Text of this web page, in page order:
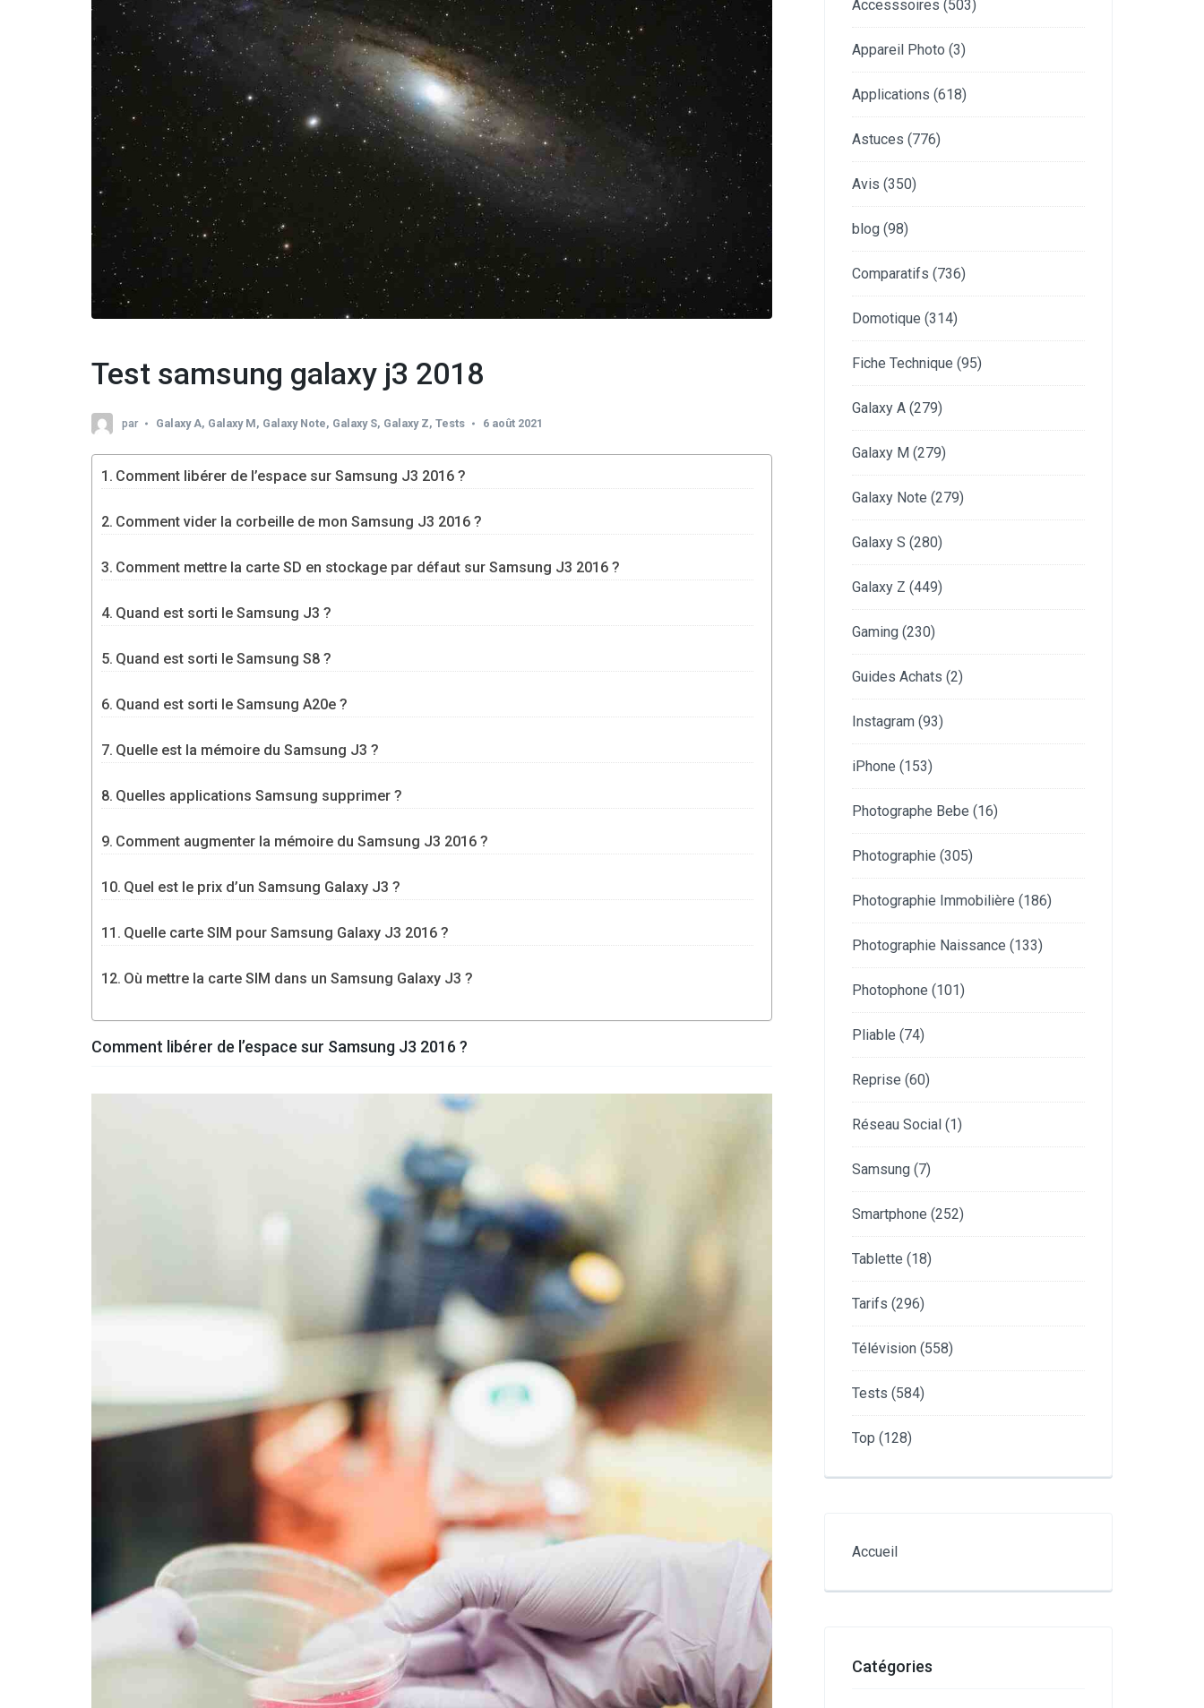
Test samsung galaxy j3 2018
par Galaxy A, Galaxy M, Galaxy Note, Galaxy S, Galaxy Z, Tests 6 août 2021
Comment libérer de l’espace sur Samsung J3 2016 ?
Comment vider la corbeille de mon Samsung J3 2016 ?
Comment mettre la carte SD en stockage par défaut sur Samsung J3 2016 ?
Quand est sorti le Samsung J3 ?
Quand est sorti le Samsung S8 ?
Quand est sorti le Samsung A20e ?
Quelle est la mémoire du Samsung J3 ?
Quelles applications Samsung supprimer ?
Comment augmenter la mémoire du Samsung J3 2016 ?
Quel est le prix d’un Samsung Galaxy J3 ?
Quelle carte SIM pour Samsung Galaxy J3 2016 ?
Où mettre la carte SIM dans un Samsung Galaxy J3 ?
Comment libérer de l’espace sur Samsung J3 2016 ?
Accesssoires (503)
Appareil Photo (3)
Applications (618)
Astuces (776)
Avis (350)
blog (98)
Comparatifs (736)
Domotique (314)
Fiche Technique (95)
Galaxy A (279)
Galaxy M (279)
Galaxy Note (279)
Galaxy S (280)
Galaxy Z (449)
Gaming (230)
Guides Achats (2)
Instagram (93)
iPhone (153)
Photographe Bebe (16)
Photographie (305)
Photographie Immobilière (186)
Photographie Naissance (133)
Photophone (101)
Pliable (74)
Reprise (60)
Réseau Social (1)
Samsung (7)
Smartphone (252)
Tablette (18)
Tarifs (296)
Télévision (558)
Tests (584)
Top (128)
Accueil
Catégories